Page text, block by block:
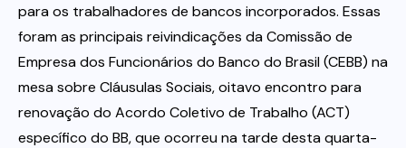
para os trabalhadores de bancos incorporados. Essas
foram as principais reivindicações da Comissão de
Empresa dos Funcionários do Banco do Brasil (CEBB) na
mesa sobre Cláusulas Sociais, oitavo encontro para
renovação do Acordo Coletivo de Trabalho (ACT)
específico do BB, que ocorreu na tarde desta quarta-